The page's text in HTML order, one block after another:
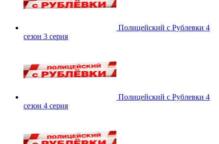
Полицейский с Рублевки 4
сезон 3 серия
Полицейский с Рублевки 4
сезон 4 серия